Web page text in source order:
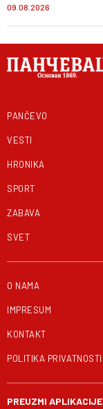
09.08.2026
PANČEVO
VESTI
HRONIKA
SPORT
ZABAVA
SVET
O NAMA
IMPRESUM
KONTAKT
POLITIKA PRIVATNOSTI
PREUZMI APLIKACIJE